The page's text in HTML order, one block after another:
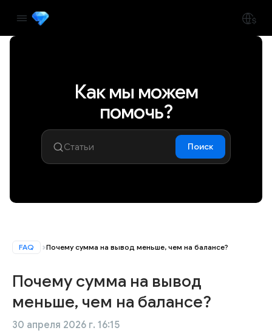
Как мы можем
помочь?
Поиск
FAQ Почему сумма на вывод меньше, чем на балансе?
Почему сумма на вывод
меньше, чем на балансе?
30 апреля 2026 г. 16:15